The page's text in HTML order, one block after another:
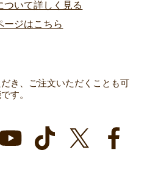
き、ご注文いただくことも可
す。